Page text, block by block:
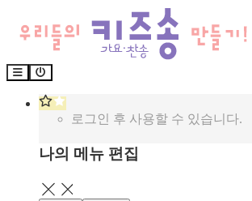
로그인 후 사용할 수 있습니다.
나의 메뉴 편집
닫기